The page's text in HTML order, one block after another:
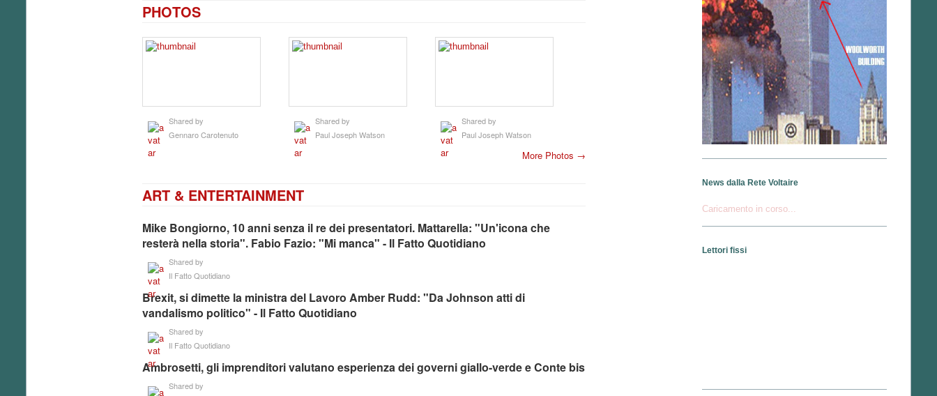
PHOTOS
Shared by
Gennaro Carotenuto
Shared by
Paul Joseph Watson
Shared by
Paul Joseph Watson
More Photos →
ART & ENTERTAINMENT
Mike Bongiorno, 10 anni senza il re dei presentatori. Mattarella: "Un'icona che
resterà nella storia". Fabio Fazio: "Mi manca" - Il Fatto Quotidiano
Shared by
Il Fatto Quotidiano
Brexit, si dimette la ministra del Lavoro Amber Rudd: "Da Johnson atti di
vandalismo politico" - Il Fatto Quotidiano
Shared by
Il Fatto Quotidiano
Ambrosetti, gli imprenditori valutano esperienza dei governi giallo-verde e Conte bis
Shared by
News dalla Rete Voltaire
Caricamento in corso...
Lettori fissi